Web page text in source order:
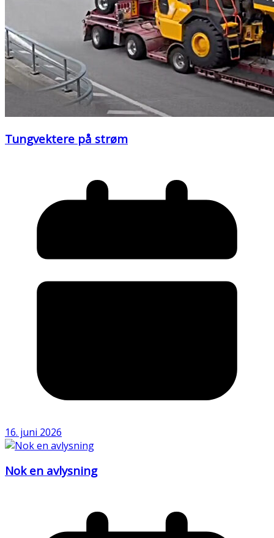
Tungvektere på strøm
16. juni 2026
Nok en avlysning